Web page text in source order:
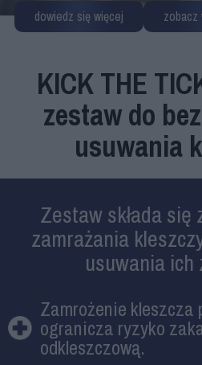
dowiedz się więcej zobacz
KICK THE
zestaw do
usuwania
Zestaw składa
zamrażania
usuwania ich
Zamrożenie kleszcza
ogranicza ryzyko
odkleszczową.